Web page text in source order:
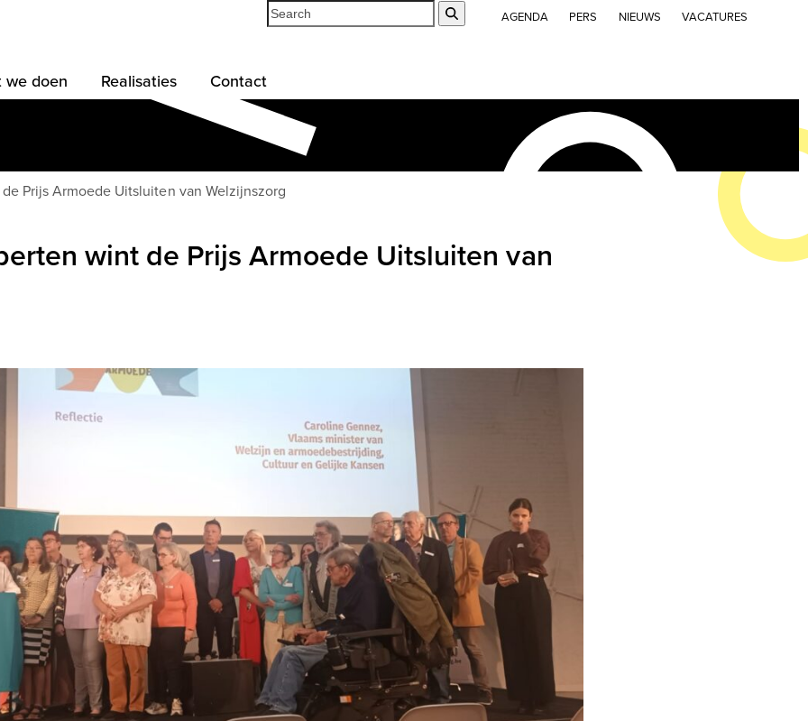
AGENDA PERS NIEUWS VACATURES
Search
we doen Realisaties Contact
Prijs Armoede Uitsluiten van Welzijnszorg
wint de Prijs Armoede Uitsluiten van